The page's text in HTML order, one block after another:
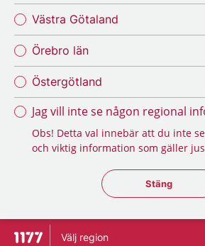
Västra Götaland
Örebro län
Östergötland
Jag vill inte se någon regional
Obs! Detta val innebär att du inte
och viktig information som gäller
Stäng
Stäng
Till startsidan för 1177
Välj region